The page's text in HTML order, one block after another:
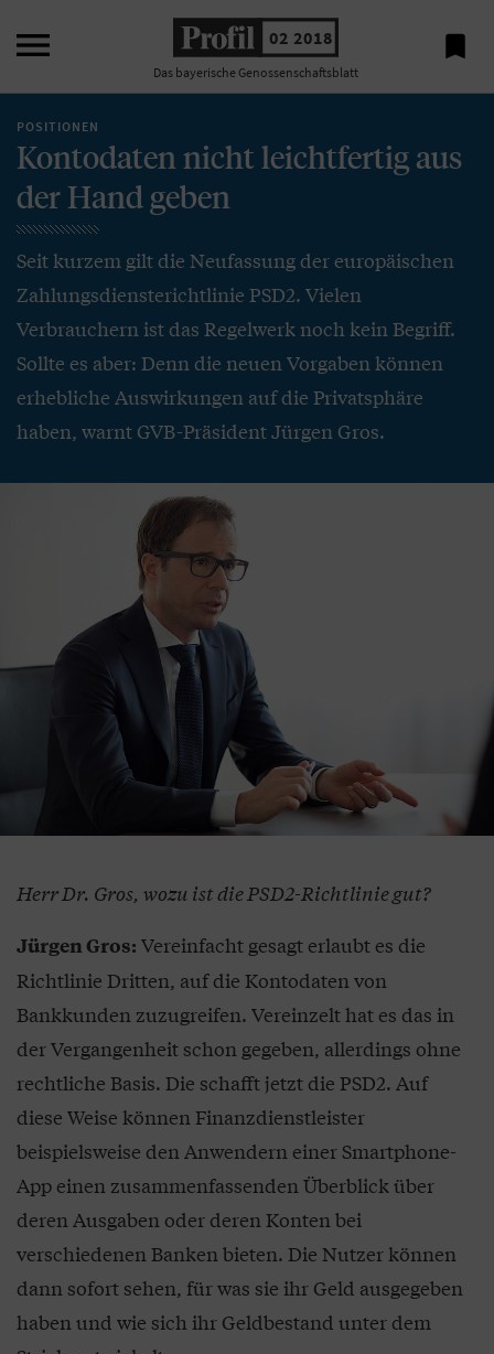
 02 2018
Das bayerische Genossenschaftsblatt

POSITIONEN
Kontodaten nicht leichtfertig aus
der Hand geben
Seit kurzem gilt die Neufassung der europäischen
Zahlungsdiensterichtlinie PSD2. Vielen
Verbrauchern ist das Regelwerk noch kein Begriff.
Sollte es aber: Denn die neuen Vorgaben können
erhebliche Auswirkungen auf die Privatsphäre
haben, warnt GVB-Präsident Jürgen Gros.
Herr Dr. Gros, wozu ist die PSD2-Richtlinie gut?
Jürgen Gros: Vereinfacht gesagt erlaubt es die
Richtlinie Dritten, auf die Kontodaten von
Bankkunden zuzugreifen. Vereinzelt hat es das in
der Vergangenheit schon gegeben, allerdings ohne
rechtliche Basis. Die schafft jetzt die PSD2. Auf
diese Weise können Finanzdienstleister
beispielsweise den Anwendern einer Smartphone-
App einen zusammenfassenden Überblick über
deren Ausgaben oder deren Konten bei
verschiedenen Banken bieten. Die Nutzer können
dann sofort sehen, für was sie ihr Geld ausgegeben
haben und wie sich ihr Geldbestand unter dem